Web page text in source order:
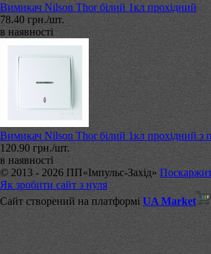
Вимикач Nilson Thor білий 1кл прохідний
78.40 грн./шт.
в наявності
Вимикач Nilson Thor білий 1кл прохідний з
120.90 грн./шт.
в наявності
© 2013 - 2026 ПП«Імпульс-Захід»
Як зробити сайт з нуля
Сайт створений на платформі UA Market